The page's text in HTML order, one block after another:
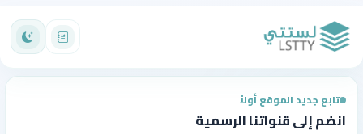
تابع جديد الموقع أولاً
انضم إلى قنواتنا الرسمية